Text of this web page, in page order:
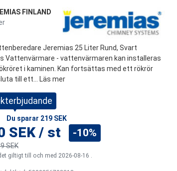
FINLAND
Jeremias 25 Liter Rund, Svart
Vattenvärmare - vattenvärmaren kan installeras
i kaminen. Kan fortsättas med ett rökrör
till ett... Läs mer
Du sparar 219 SEK
SEK / st
SEK
-10%
giltigt till och med 2026-08-16 .